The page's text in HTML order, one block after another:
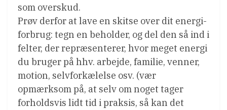
som overskud.
Prøv derfor at lave en skitse over dit energi-
forbrug: tegn en beholder, og del den så ind i
felter, der repræsenterer, hvor meget energi
du bruger på hhv. arbejde, familie, venner,
motion, selvforkælelse osv. (vær
opmærksom på, at selv om noget tager
forholdsvis lidt tid i praksis, så kan det